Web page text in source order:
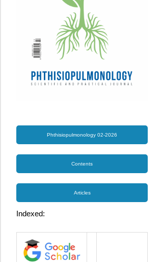
Phthisiopulmonology 02-2026
Contents
Articles
Indexed: